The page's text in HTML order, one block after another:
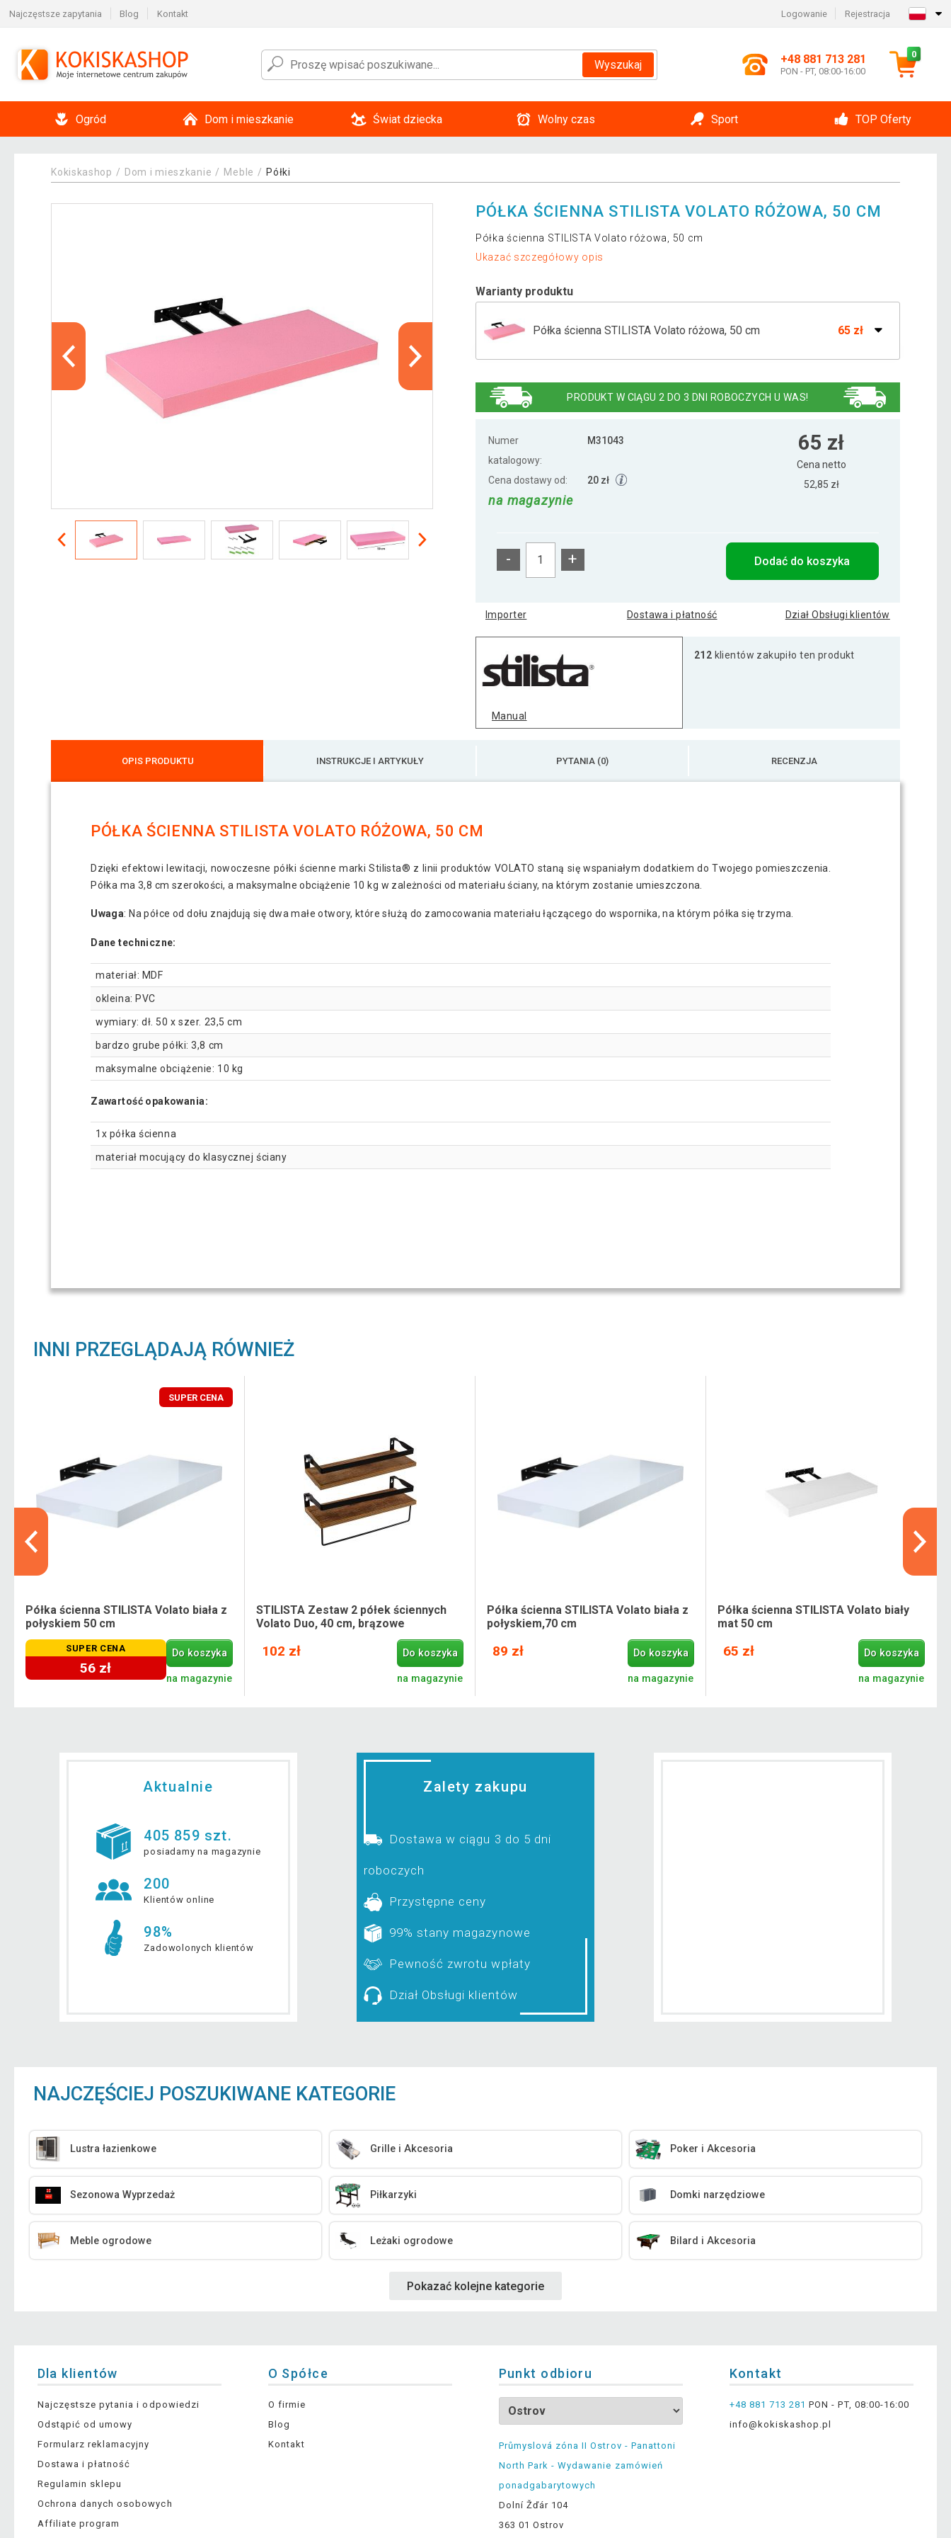
Najczęstsze zapytania Blog Kontakt Logowanie Rejestracja
Wyszukaj +48 881 713 281
PON - PT, 08:00-16:00
0
Ogród Dom i mieszkanie Świat dziecka Wolny czas Sport TOP Oferty
Kokiskashop Dom i mieszkanie Meble Półki
PÓŁKA ŚCIENNA STILISTA VOLATO RÓŻOWA, 50 CM
Półka ścienna STILISTA Volato różowa, 50 cm
Ukazać szczegółowy opis
Warianty produktu
Półka ścienna STILISTA Volato różowa, 50 cm 65 zł
Półka ścienna STILISTA Volato różowa, 90 cm
Półka ścienna Stylist Volato, 100 cm, różowa 119 zł
Stilista Półka ścienna Volato, 80 cm, różowa
PRODUKT W CIĄGU 2 DO 3 DNI ROBOCZYCH U WAS!
Numer
katalogowy:
M31043
Cena dostawy od: 20 zł
na magazynie
65 zł
Cena netto
52,85 zł
- + Dodać do koszyka
Importer Dostawa i płatność Dział Obsługi klientów
Manual
212 klientów zakupiło ten produkt
OPIS PRODUKTU INSTRUKCJE I ARTYKUŁY PYTANIA (0) RECENZJA
PÓŁKA ŚCIENNA STILISTA VOLATO RÓŻOWA, 50 CM
Dzięki efektowi lewitacji, nowoczesne półki ścienne marki Stilista® z linii produktów VOLATO staną się wspaniałym dodatkiem do Twojego pomieszczenia.
Półka ma 3,8 cm szerokości, a maksymalne obciążenie 10 kg w zależności od materiału ściany, na którym zostanie umieszczona.
Uwaga: Na półce od dołu znajdują się dwa małe otwory, które służą do zamocowania materiału łączącego do wspornika, na którym półka się trzyma.
Dane techniczne:
materiał: MDF
okleina: PVC
wymiary: dł. 50 x szer. 23,5 cm
bardzo grube półki: 3,8 cm
maksymalne obciążenie: 10 kg
Zawartość opakowania:
1x półka ścienna
materiał mocujący do klasycznej ściany
INNI PRZEGLĄDAJĄ RÓWNIEŻ
SUPER CENA
Półka ścienna STILISTA Volato biała z
połyskiem 50 cm
SUPER CENA
56 zł
Do koszyka
na magazynie
STILISTA Zestaw 2 półek ściennych
Volato Duo, 40 cm, brązowe
102 zł Do koszyka
na magazynie
Półka ścienna STILISTA Volato biała z
połyskiem,70 cm
89 zł Do koszyka
na magazynie
Półka ścienna STILISTA Volato biały
mat 50 cm
65 zł Do koszyka
na magazynie
Aktualnie
405 859 szt.
posiadamy na magazynie
200
Klientów online
98%
Zadowolonych klientów
Zalety zakupu
Dostawa w ciągu 3 do 5 dni
roboczych
Przystępne ceny
99% stany magazynowe
Pewność zwrotu wpłaty
Dział Obsługi klientów
NAJCZĘŚCIEJ POSZUKIWANE KATEGORIE
Lustra łazienkowe Grille i Akcesoria Poker i Akcesoria
Sezonowa Wyprzedaż Piłkarzyki Domki narzędziowe
Meble ogrodowe Leżaki ogrodowe Bilard i Akcesoria
Pokazać kolejne kategorie
Dla klientów
Najczęstsze pytania i odpowiedzi
Odstąpić od umowy
Formularz reklamacyjny
Dostawa i płatność
Regulamin sklepu
Ochrona danych osobowych
Affiliate program
O Spółce
O firmie
Blog
Kontakt
Punkt odbioru
Průmyslová zóna II Ostrov - Panattoni
North Park - Wydawanie zamówień
ponadgabarytowych
Dolní Žďár 104
363 01 Ostrov
Kontakt
+48 881 713 281 PON - PT, 08:00-16:00
info@kokiskashop.pl